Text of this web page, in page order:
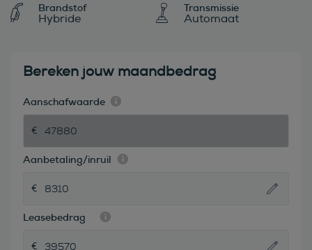
Brandstof
Hybride
Transmissie
Automaat
Bereken jouw maandbedrag
Aanschafwaarde
Aanbetaling/inruil
Leasebedrag